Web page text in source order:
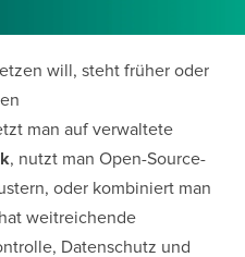
will, steht früher oder
man auf verwaltete
, nutzt man Open-Source-
oder kombiniert man
weitreichende
Datenschutz und